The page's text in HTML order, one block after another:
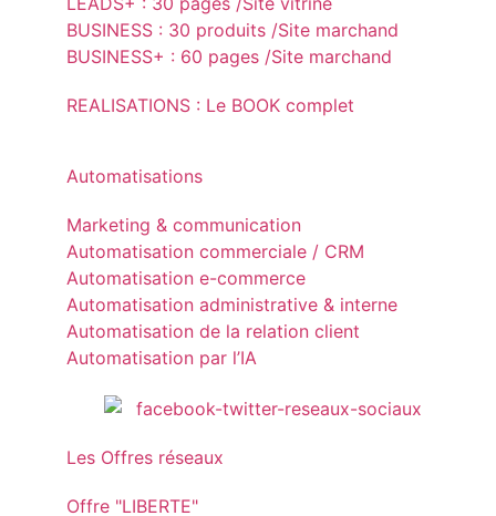
BUSINESS : 30 produits /Site marchand
BUSINESS+ : 60 pages /Site marchand
REALISATIONS : Le BOOK complet
Automatisations
Marketing & communication
Automatisation commerciale / CRM
Automatisation e-commerce
Automatisation administrative & interne
Automatisation de la relation client
Automatisation par l’IA
Les Offres réseaux
Offre "LIBERTE"